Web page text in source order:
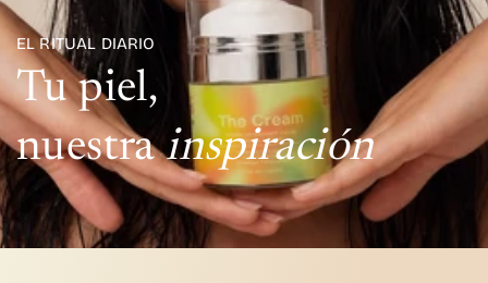
EL RITUAL DIARIO
Tu piel,
nuestrainspiración